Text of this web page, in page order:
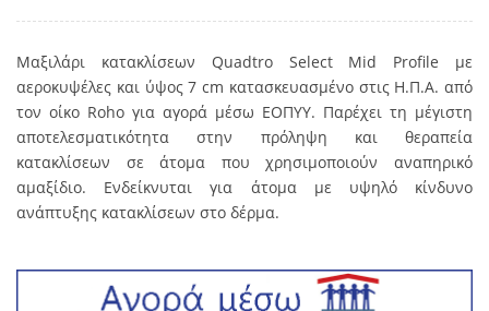
Μαξιλάρι κατακλίσεων Quadtro Select Mid Profile με
αεροκυψέλες και ύψος 7 cm κατασκευασμένο στις Η.Π.Α. από
τον οίκο Rohο για αγορά μέσω ΕΟΠΥΥ. Παρέχει τη μέγιστη
αποτελεσματικότητα στην πρόληψη και θεραπεία
κατακλίσεων σε άτομα που χρησιμοποιούν αναπηρικό
αμαξίδιο. Ενδείκνυται για άτομα με υψηλό κίνδυνο
ανάπτυξης κατακλίσεων στο δέρμα.